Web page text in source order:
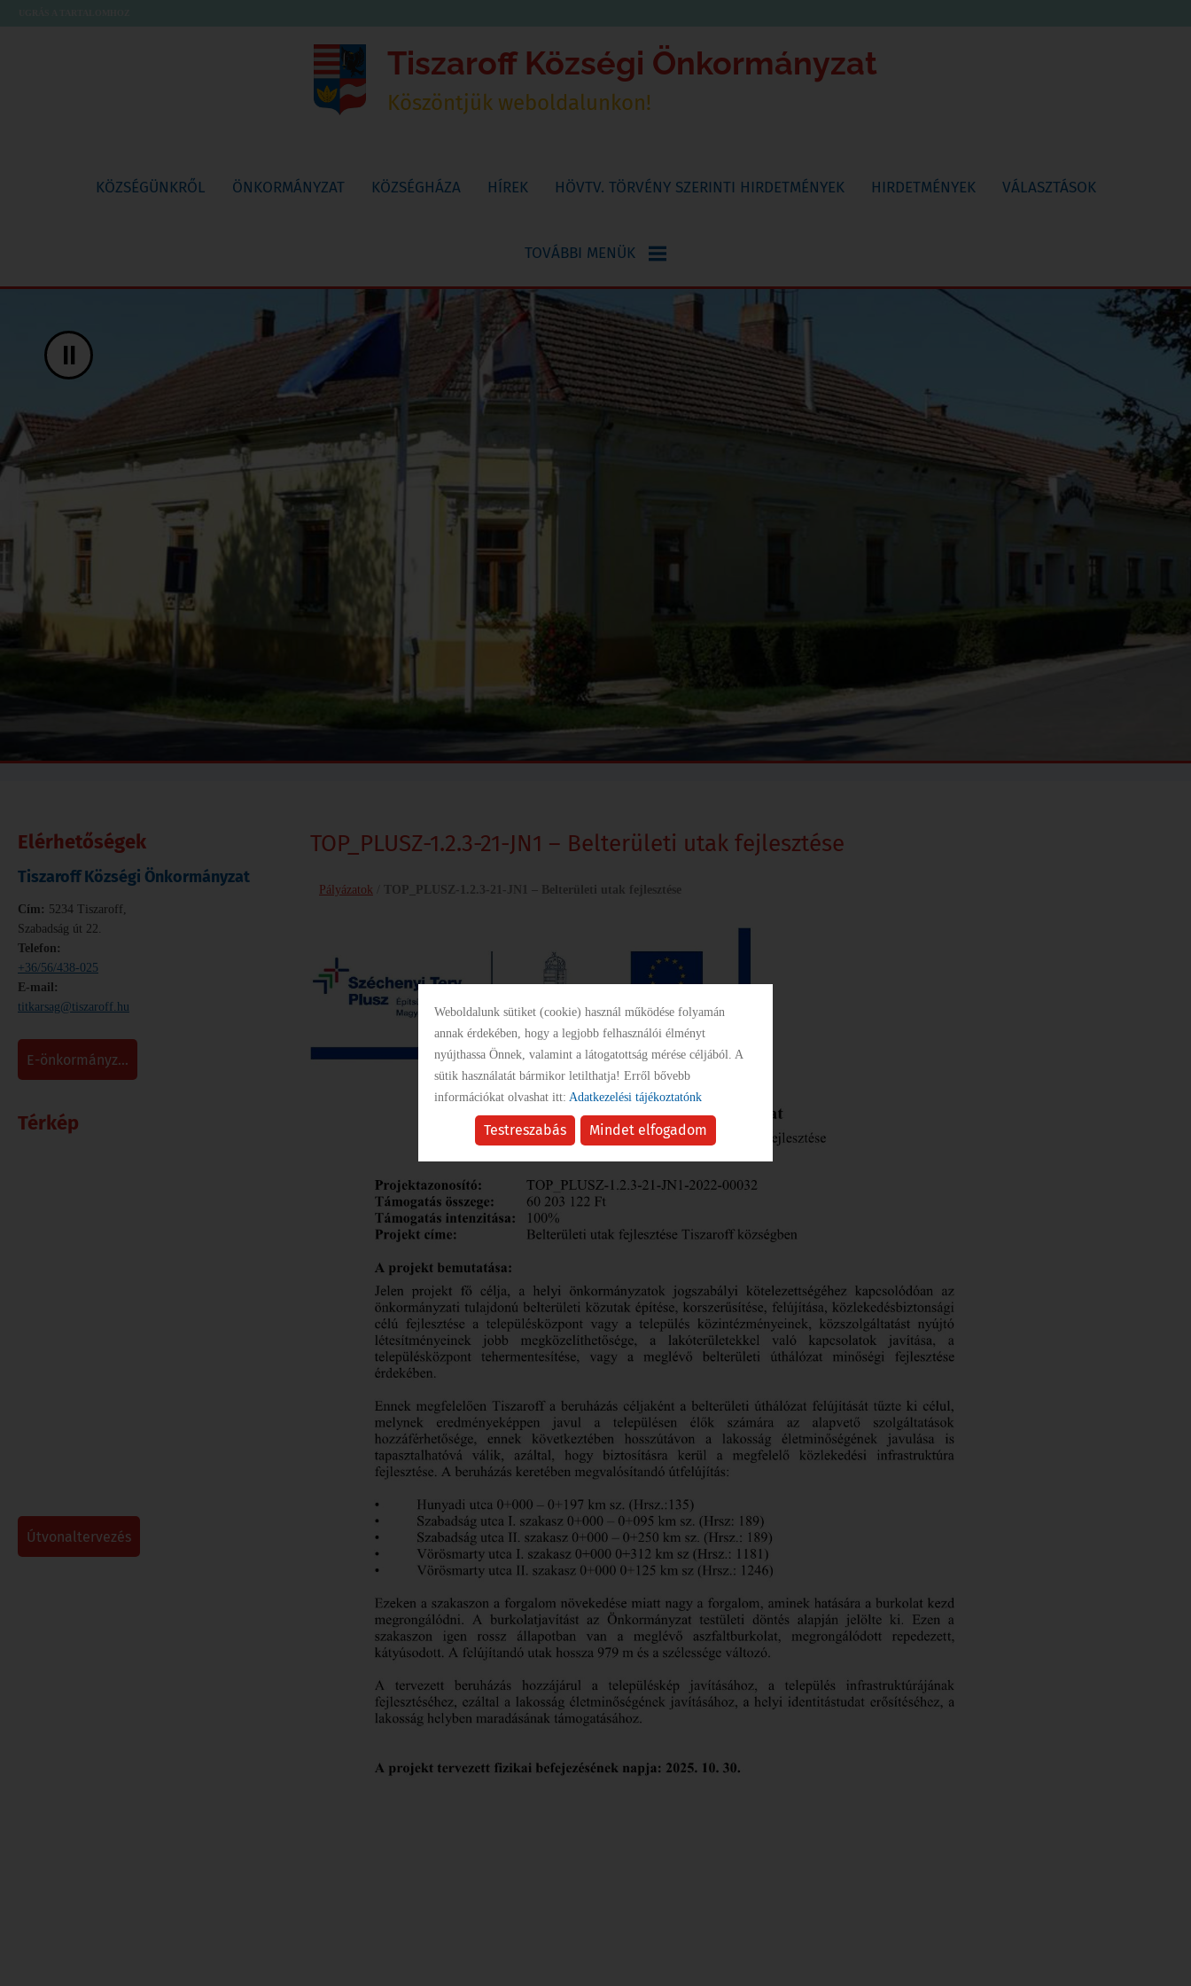
Tiszaroff Községi Önkormányzat
Köszöntjük weboldalunkon!
KÖZSÉGÜNKRŐL ÖNKORMÁNYZAT KÖZSÉGHÁZA HÍREK HÖVTV. TÖRVÉNY SZERINTI HIRDETMÉNYEK HIRDETMÉNYEK VÁLASZTÁSOK
TOVÁBBI MENÜK
NYOMTATVÁNYOK
KÖNYVTÁR,
INFORMÁCIÓS ÉS
ADOMÁNYPONT
HORGÁSZTURISZTIKAI
TISZAROFFÉRT
KÖZALAPÍTVÁNY
INTÉZMÉNYEK
PÁLYÁZATOK
SZABÁLYZATOK
KERESKEDELMI
EGYSÉGEK
RENDEZÉSI TERV
KÖZTERÜLET
HASZNÁLAT
VÁLASZTÁS 2019
ROMA NEMZETISÉGI
ÖNKORMÁNYZAT
ELÉRHETŐSÉGEK
II
Elérhetőségek
Tiszaroff Községi Önkormányzat
Cím: 5234 Tiszaroff,
Szabadság út 22.
Telefon:
+36/56/438-025
E-mail:
titkarsag@tiszaroff.hu
e-önkormányz...
Térkép
útvonaltervezés
TOP_PLUSZ-1.2.3-21-JN1 – Belterületi utak fejlesztése
Pályázatok TOP_PLUSZ-1.2.3-21-JN1 – Belterületi utak fejlesztése
Mindet elfogadom
Testreszabás
Weboldalunk sütiket (cookie) használ működése folyamán
annak érdekében, hogy a legjobb felhasználói élményt
nyújthassa Önnek, valamint a látogatottság mérése céljából. A
sütik használatát bármikor letilthatja! Erről bővebb
információkat olvashat itt: Adatkezelési tájékoztatónk